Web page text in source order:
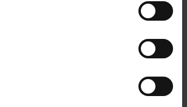
groot deel van de bandbreedte in
onvoldoende kaakbot betekent
en dus extra kosten die niet